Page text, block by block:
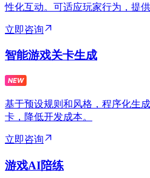
性化互动。可适应玩家行为，提
立即咨询
智能游戏关卡生成
基于预设规则和风格，程序化生
卡，降低开发成本。
立即咨询
游戏AI陪练